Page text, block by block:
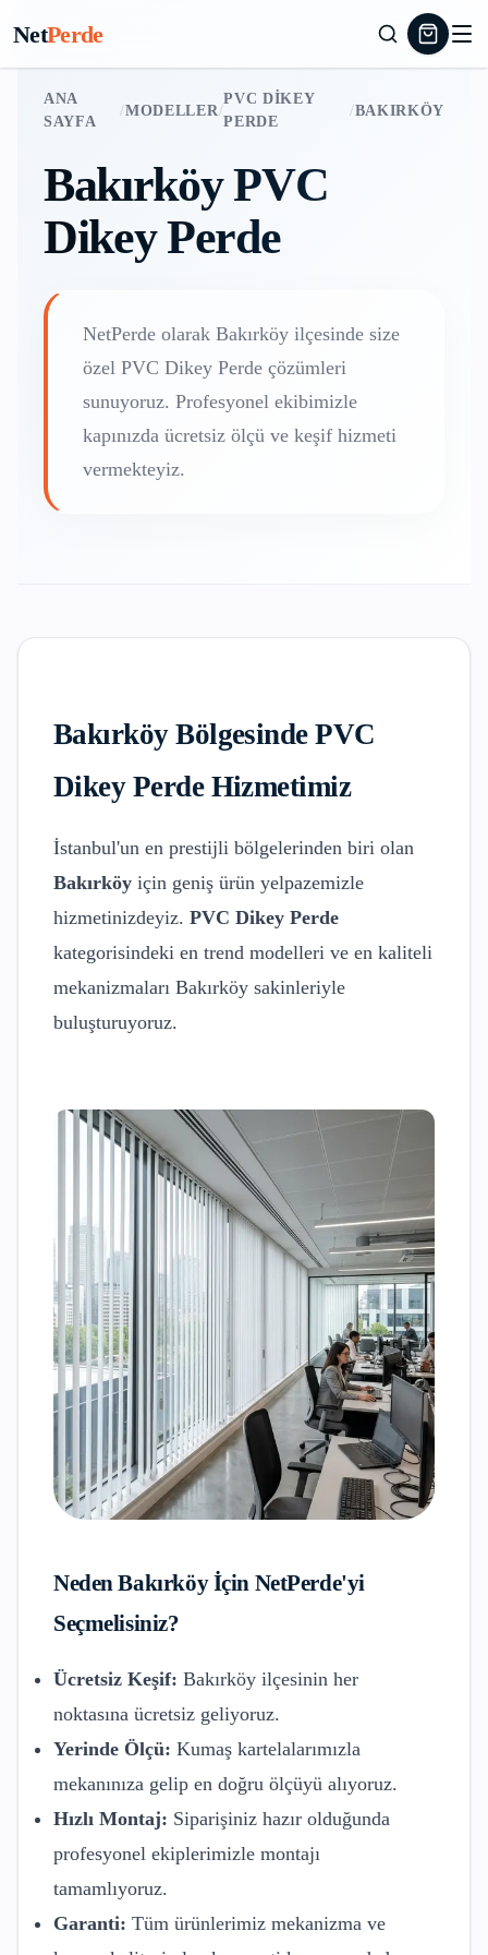
NetPerde
ANA
SAYFA
/MODELLER/
PVC DIKEY
PERDE
/BAKIRKÖY
BakırköyPVC
Dikey Perde
NetPerde olarak Bakırköy ilçesinde size
özel PVC Dikey Perde çözümleri
sunuyoruz. Profesyonel ekibimizle
kapınızda ücretsiz ölçü ve keşif hizmeti
vermekteyiz.
BakırköyBölgesindePVC
Dikey PerdeHizmetimiz
İstanbul'un en prestijli bölgelerinden biri olan
Bakırköy için geniş ürün yelpazemizle
hizmetinizdeyiz. PVC Dikey Perde
kategorisindeki en trend modelleri ve en kaliteli
mekanizmaları Bakırköy sakinleriyle
buluşturuyoruz.
NedenBakırköyİçin NetPerde'yi
Seçmelisiniz?
Ücretsiz Keşif: Bakırköy ilçesinin her
noktasına ücretsiz geliyoruz.
Yerinde Ölçü: Kumaş kartelalarımızla
mekanınıza gelip en doğru ölçüyü alıyoruz.
Hızlı Montaj: Siparişiniz hazır olduğunda
profesyonel ekiplerimizle montajı
tamamlıyoruz.
Garanti: Tüm ürünlerimiz mekanizma ve